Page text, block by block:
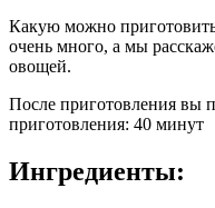
Какую можно
очень много, а мы
овощей.
После приготовления вы
приготовления: 40 минут
Ингредиенты: